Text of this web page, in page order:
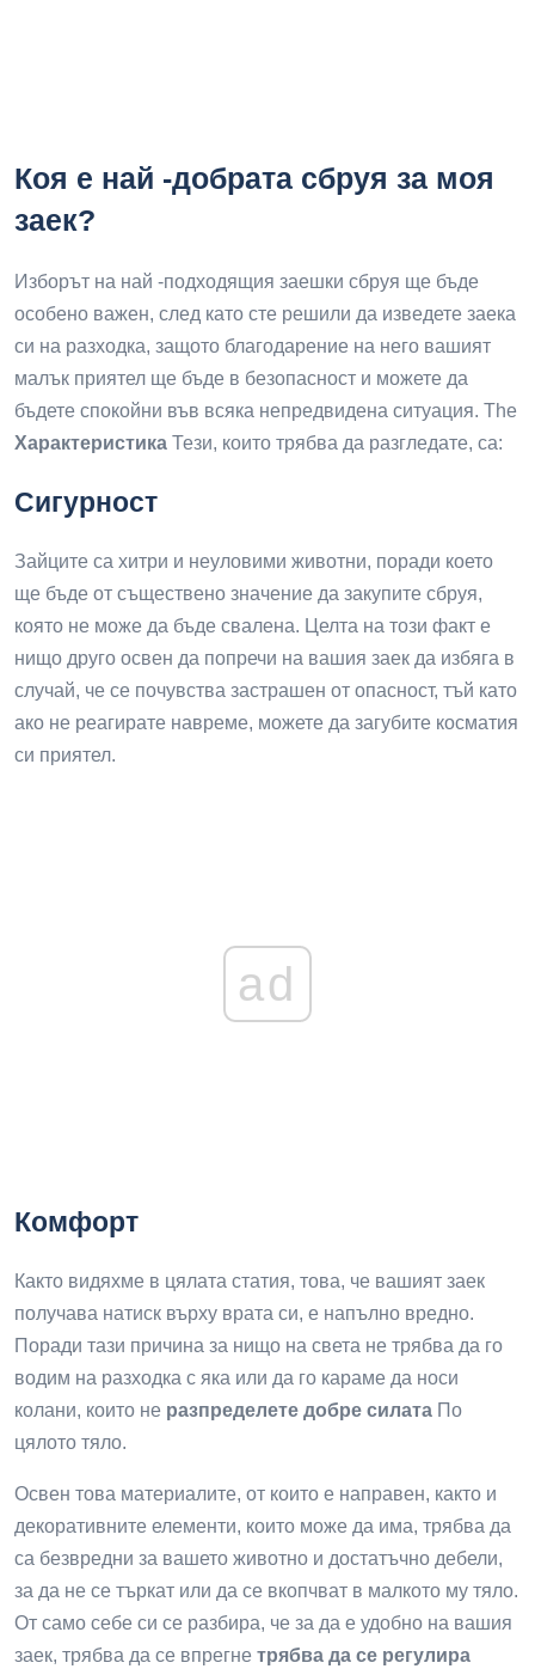
Коя е най -добрата сбруя за моя
заек?
Изборът на най -подходящия заешки сбруя ще бъде
особено важен, след като сте решили да изведете заека
си на разходка, защото благодарение на него вашият
малък приятел ще бъде в безопасност и можете да
бъдете спокойни във всяка непредвидена ситуация. The
Характеристика Тези, които трябва да разгледате, са:
Сигурност
Зайците са хитри и неуловими животни, поради което
ще бъде от съществено значение да закупите сбруя,
която не може да бъде свалена. Целта на този факт е
нищо друго освен да попречи на вашия заек да избяга в
случай, че се почувства застрашен от опасност, тъй като
ако не реагирате навреме, можете да загубите косматия
си приятел.
ad
Комфорт
Както видяхме в цялата статия, това, че вашият заек
получава натиск върху врата си, е напълно вредно.
Поради тази причина за нищо на света не трябва да го
водим на разходка с яка или да го караме да носи
колани, които не разпределете добре силата По
цялото тяло.
Освен това материалите, от които е направен, както и
декоративните елементи, които може да има, трябва да
са безвредни за вашето животно и достатъчно дебели,
за да не се търкат или да се вкопчват в малкото му тяло.
От само себе си се разбира, че за да е удобно на вашия
заек, трябва да се впрегне трябва да се регулира